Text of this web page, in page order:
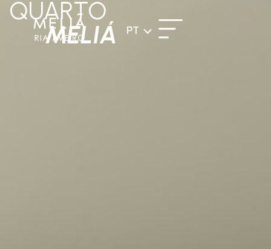
PT
QUARTO
MELIÁ